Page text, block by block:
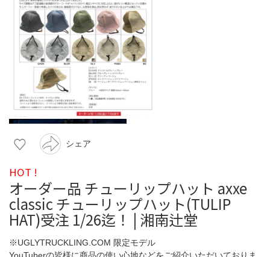
シェア
HOT !
オーダー品 チューリップハット axxe
classic チューリップハット(TULIP
HAT)受注 1/26迄！ | 湘南辻堂
※UGLYTRUCKLING.COM 限定モデル